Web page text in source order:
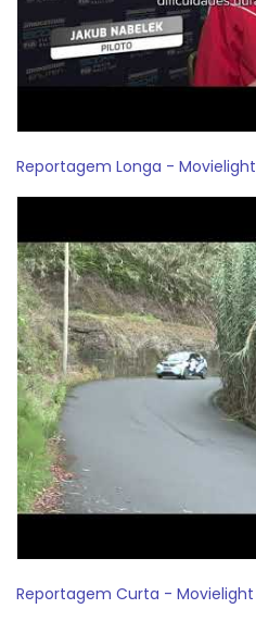
Reportagem Longa - Movielight
Reportagem Curta - Movielight